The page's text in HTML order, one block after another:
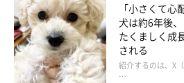
いぬのきもちweb
「小さくて
犬は約6年後
たくましく成
される
紹介するのは、X
…